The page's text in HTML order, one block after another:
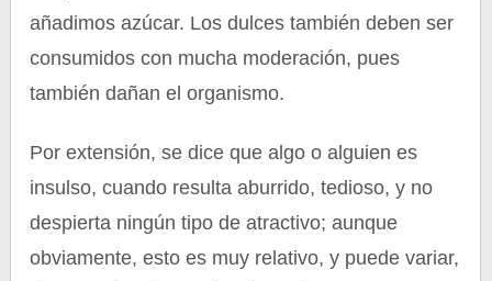
añadimos azúcar. Los dulces también deben ser
consumidos con mucha moderación, pues
también dañan el organismo.
Por extensión, se dice que algo o alguien es
insulso, cuando resulta aburrido, tedioso, y no
despierta ningún tipo de atractivo; aunque
obviamente, esto es muy relativo, y puede variar,